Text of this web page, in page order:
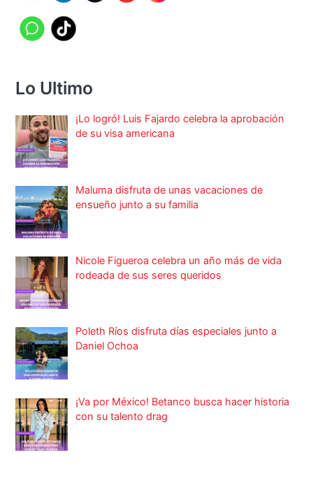
Lo Ultimo
¡Lo logró! Luis Fajardo celebra la aprobación
de su visa americana
Maluma disfruta de unas vacaciones de
ensueño junto a su familia
Nicole Figueroa celebra un año más de vida
rodeada de sus seres queridos
Poleth Ríos disfruta días especiales junto a
Daniel Ochoa
¡Va por México! Betanco busca hacer historia
con su talento drag